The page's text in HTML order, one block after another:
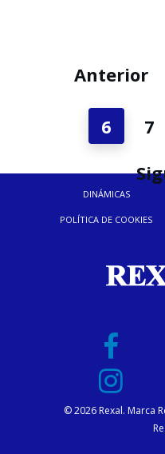
Anterior
6 7
DINÁMICAS
POLÍTICA DE COOKIES
© 2026 Rexal. Marca